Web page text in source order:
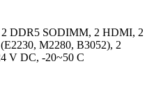
2 DDR5 SODIMM, 2 HDMI, 2
M2280, B3052), 2
V DC, -20~50 C